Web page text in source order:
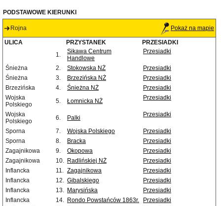
PODSTAWOWE KIERUNKI
Rojna Pokaż na mapie
ULICA PRZYSTANEK
PRZESIADKI
1.
Sikawa Centrum
Handlowe
Przesiadki
Śnieżna 2. Stokowska NŻ
Przesiadki
Śnieżna
3. Brzezińska NŻ
Przesiadki
Brzezińska
4. Śnieżna NŻ
Przesiadki
Wojska
Polskiego
5. Łomnicka NŻ Przesiadki
Wojska
Polskiego
6. Palki Przesiadki
Sporna 7. Wojska Polskiego
Przesiadki
Sporna
8. Bracka
Przesiadki
Zagajnikowa
9. Okopowa
Przesiadki
Zagajnikowa
10. Radlińskiej NŻ
Przesiadki
Inflancka
11. Zagajnikowa
Przesiadki
Inflancka
12. Gibalskiego
Przesiadki
Inflancka
13. Marysińska
Przesiadki
Inflancka
14. Rondo Powstańców 1863r.
Przesiadki